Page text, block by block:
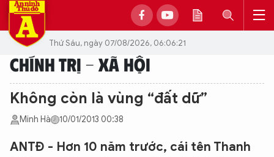
Thứ Sáu, ngày 07/08/2026, 06:06:21
CHÍNH TRỊ - XÃ HỘI
Không còn là vùng “đất dữ”
Minh Hà 10/01/2013 00:38
ANTĐ - Hơn 10 năm trước, cái tên Thanh